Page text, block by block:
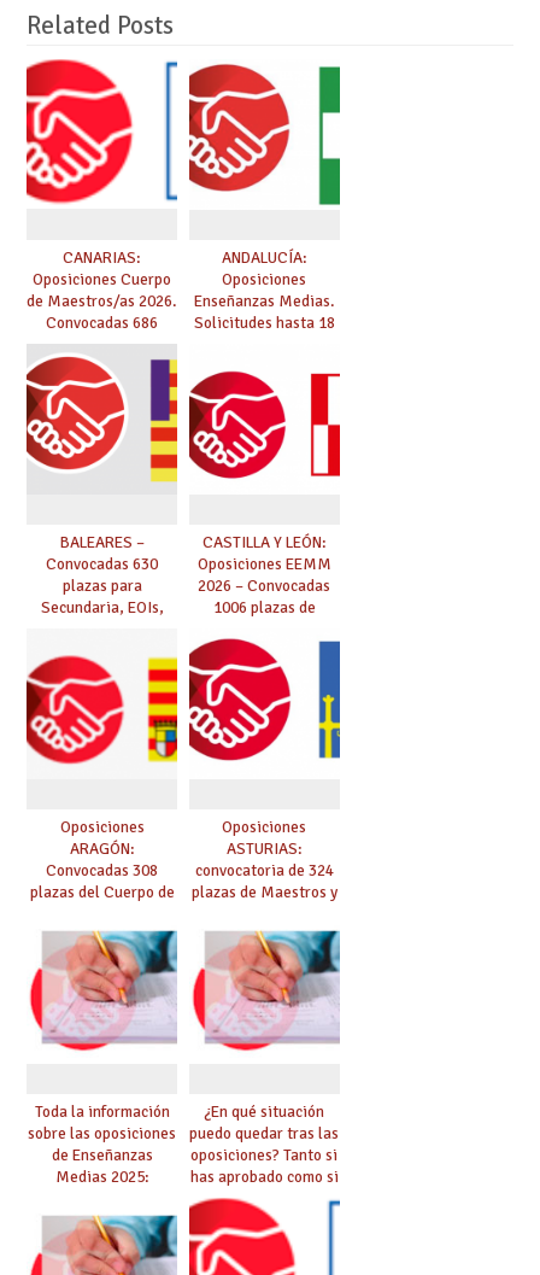
Related Posts
CANARIAS:
Oposiciones Cuerpo
de Maestros/as 2026.
Convocadas 686
plazas. Solicitudes
del 26 de marzo al 24
de abril.
ANDALUCÍA:
Oposiciones
Enseñanzas Medias.
Solicitudes hasta 18
BALEARES –
Convocadas 630
plazas para
Secundaria, EOIs,
Conservatorios y FP
CASTILLA Y LEÓN:
Oposiciones EEMM
2026 – Convocadas
1006 plazas de
Conservatorios
(solicitudes del 15 de
enero al 4 de febrero)
Oposiciones
ARAGÓN:
Convocadas 308
plazas del Cuerpo de
Oposiciones
ASTURIAS:
convocatoria de 324
plazas de Maestros y
Catedráticos de
Música y Artes
Escénicas
Toda la información
sobre las oposiciones
de Enseñanzas
Medias 2025:
DEFINITIVO DE
ASPIRANTES
SELECCIONADOS
¿En qué situación
puedo quedar tras las
oposiciones? Tanto si
has aprobado como si
te quedas en bolsa,
te lo explicamos todo
aquí